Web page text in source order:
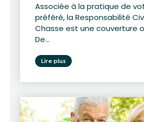
Associée à la pratique de
préféré, la Responsabilité
Chasse est une couverture
De...
Lire plus